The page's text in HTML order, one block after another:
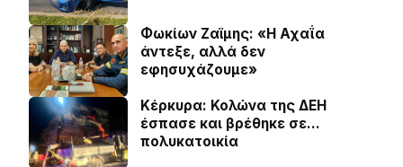
Φωκίων Ζαϊμης: «Η Αχαΐα
άντεξε, αλλά δεν
εφησυχάζουµε»
Κέρκυρα: Κολώνα της ΔΕΗ
έσπασε και βρέθηκε σε…
πολυκατοικία